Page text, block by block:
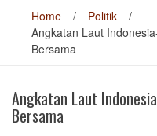
Home / Politik
/
Angkatan Laut
Bersama
Angkatan Laut
Bersama